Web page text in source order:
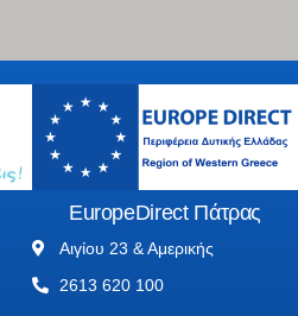
EuropeDirect Πάτρας
Αιγίου 23 & Αμερικής
2613 620 100